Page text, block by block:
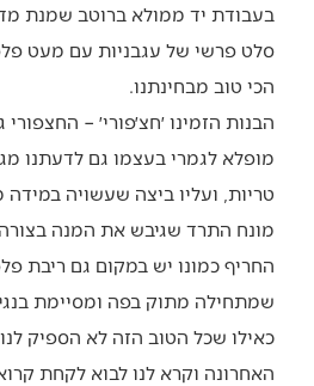
בעבודת יד ממולא ברוטב שמנת
סלט פרשי של עגבניות עם מעט
הכי טוב מבחינתנו.
הבנות הזמינו ׳חצ׳פורי׳ –
מופלא לגמרי בעצמו גם לדעתנו
טריות, ועליו ביצה שעשויה
מונח התרד שגיבש את המנה
החריף כמונו יש במקום גם ריבת
שמתחילה מתוק בפה ומסיימת
כאילו שכל הטוב הזה לא הספיק
האחרונה וקרא לנו לבוא לקחת